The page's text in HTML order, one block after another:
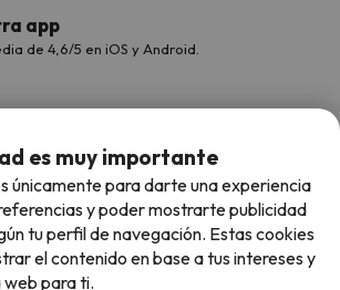
app
de 4,6/5 en iOS y Android.
es muy importante
únicamente para darte una experiencia
y poder mostrarte publicidad
tu perfil de navegación. Estas cookies
el contenido en base a tus intereses y
para ti.